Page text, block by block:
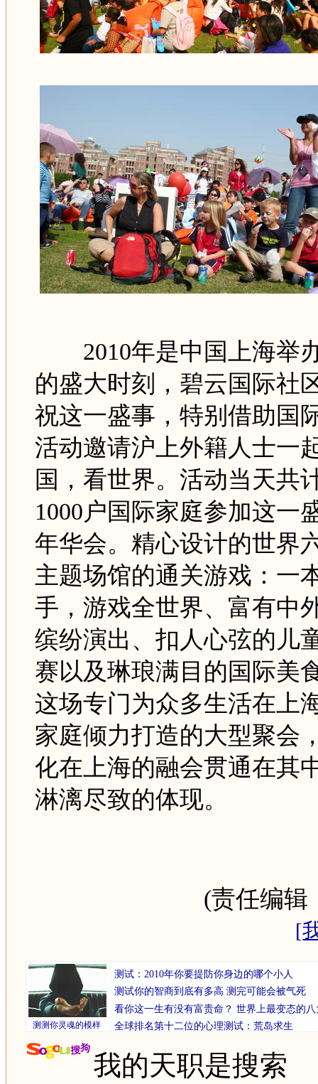
2010年是中国上海举
的盛大时刻，碧云国际社
祝这一盛事，特别借助国
活动邀请沪上外籍人士一
国，看世界。活动当天共
1000户国际家庭参加这一
年华会。精心设计的世界
主题场馆的通关游戏：一
手，游戏全世界、富有中
缤纷演出、扣人心弦的儿
赛以及琳琅满目的国际美
这场专门为众多生活在上
家庭倾力打造的大型聚会
化在上海的融会贯通在其
淋漓尽致的体现。
(责任编辑
[
测测你灵魂的模样
测试：2010年你要提防你身边的哪个小人
测试你的智商到底有多高 测完可能会被气死
看你这一生有没有富贵命？ 世界上最变态的
全球排名第十二位的心理测试：荒岛求生
我的天职是搜索